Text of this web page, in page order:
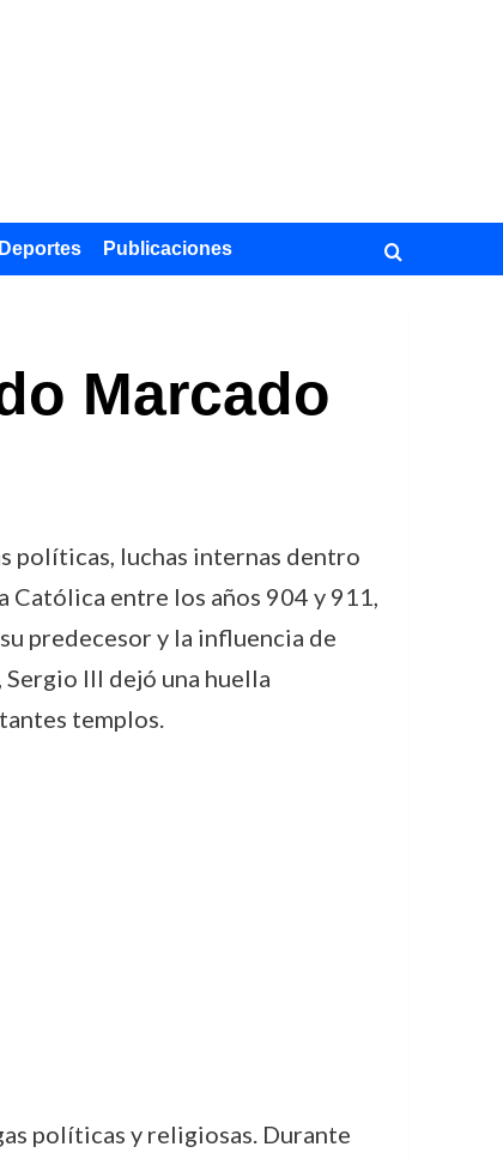
Deportes Publicaciones
Marcado
políticas, luchas internas dentro
Católica entre los años 904 y 911,
predecesor y la influencia de
III dejó una huella
templos.
políticas y religiosas. Durante